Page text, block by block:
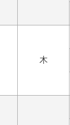
木